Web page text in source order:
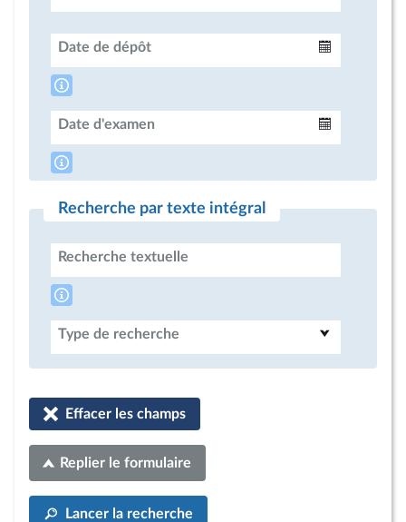
Date de dépôt
Date d'examen
Recherche par texte intégral
Recherche textuelle
Type de recherche
Effacer les champs
Replier le formulaire
Lancer la recherche